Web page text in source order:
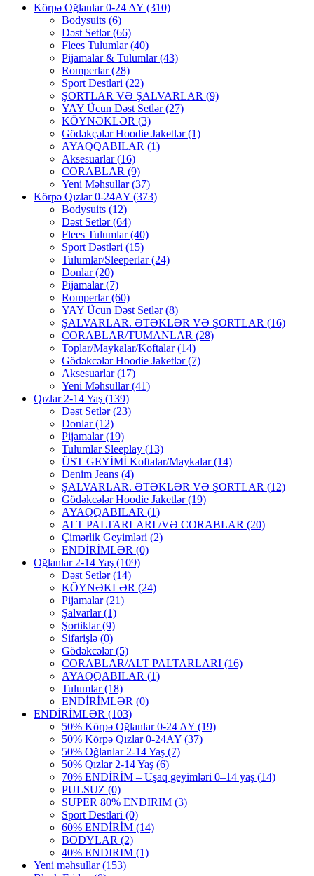
Körpə Oğlanlar 0-24 AY (310)
Bodysuits (6)
Dəst Setlər(66)
Flees Tulumlar(40)
Pijamalar & Tulumlar(43)
Romperlar(28)
Sport Destlari (22)
ŞORTLAR VƏ ŞALVARLAR (9)
YAY Ücun Dəst Setlər(27)
KÖYNƏKLƏR (3)
Gödəkçələr Hoodie Jaketlər(1)
AYAQQABILAR (1)
Aksesuarlar(16)
CORABLAR (9)
Yeni Məhsullar(37)
Körpə Qızlar 0-24AY (373)
Bodysuits (12)
Dəst Setlər(64)
Flees Tulumlar(40)
Sport Dəstləri (15)
Tulumlar/Sleeperlar(24)
Donlar(20)
Pijamalar(7)
Romperlar(60)
YAY Ücun Dəst Setlər(8)
ŞALVARLAR. ƏTƏKLƏR VƏ ŞORTLAR (16)
CORABLAR/TUMANLAR (28)
Toplar/Maykalar/Koftalar(14)
Gödəkcələr Hoodie Jaketlər(7)
Aksesuarlar(17)
Yeni Məhsullar(41)
Qızlar 2-14 Yaş (139)
Dəst Setlər(23)
Donlar(12)
Pijamalar(19)
Tulumlar Sleeplay (13)
ÜST GEYİMİ Koftalar/Maykalar(14)
Denim Jeans (4)
ŞALVARLAR. ƏTƏKLƏR VƏ ŞORTLAR (12)
Gödəkcələr Hoodie Jaketlər(19)
AYAQQABILAR (1)
ALT PALTARLARI /VƏ CORABLAR (20)
Çimərlik Geyimləri (2)
ENDİRİMLƏR (0)
Oğlanlar 2-14 Yaş (109)
Dəst Setlər(14)
KÖYNƏKLƏR (24)
Pijamalar(21)
Şalvarlar(1)
Şortiklar(9)
Sifarişlə (0)
Gödəkcələr(5)
CORABLAR/ALT PALTARLARI (16)
AYAQQABILAR (1)
Tulumlar(18)
ENDİRİMLƏR (0)
ENDİRİMLƏR (103)
50% Körpə Oğlanlar 0-24 AY (19)
50% Körpə Qızlar 0-24AY (37)
50% Oğlanlar 2-14 Yaş (7)
50% Qızlar 2-14 Yaş (6)
70% ENDİRİM – Uşaq geyimləri 0–14 yaş (14)
PULSUZ (0)
SUPER 80% ENDIRIM (3)
Sport Destlari (0)
60% ENDİRİM (14)
BODYLAR (2)
40% ENDIRIM (1)
Yeni məhsullar(153)